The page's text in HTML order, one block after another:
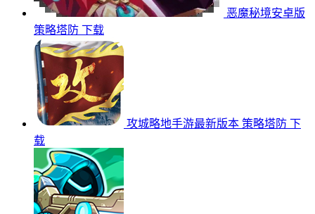
恶魔秘境安卓版
策略塔防 下载
攻城略地手游最新版本 策略塔防 下
载